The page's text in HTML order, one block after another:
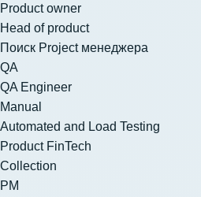
Product owner
Head of product
Поиск Project менеджера
QA
QA Engineer
Manual
Automated and Load Testing
Product FinTech
Collection
PM